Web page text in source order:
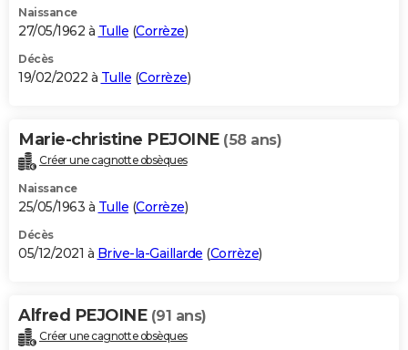
Naissance
27/05/1962 à Tulle (Corrèze)
Décès
19/02/2022 à Tulle (Corrèze)
Marie-christine PEJOINE (58 ans)
Créer une cagnotte obsèques
Naissance
25/05/1963 à Tulle (Corrèze)
Décès
05/12/2021 à Brive-la-Gaillarde (Corrèze)
Alfred PEJOINE (91 ans)
Créer une cagnotte obsèques